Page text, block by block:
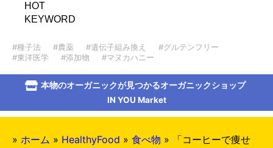
HOT
KEYWORD
#種子法 #農薬 #遺伝子組み換え
#グルテンフリー
#東洋医学
#添加物 #マヌカハニー
本物のオーガニックが見つかるオーガニックショップ
IN YOU Market
» ホーム » HealthyFood » 食べ物 »
「コーヒーで痩せ